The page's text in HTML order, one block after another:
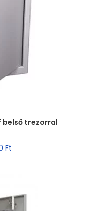
belső trezorral
Ft